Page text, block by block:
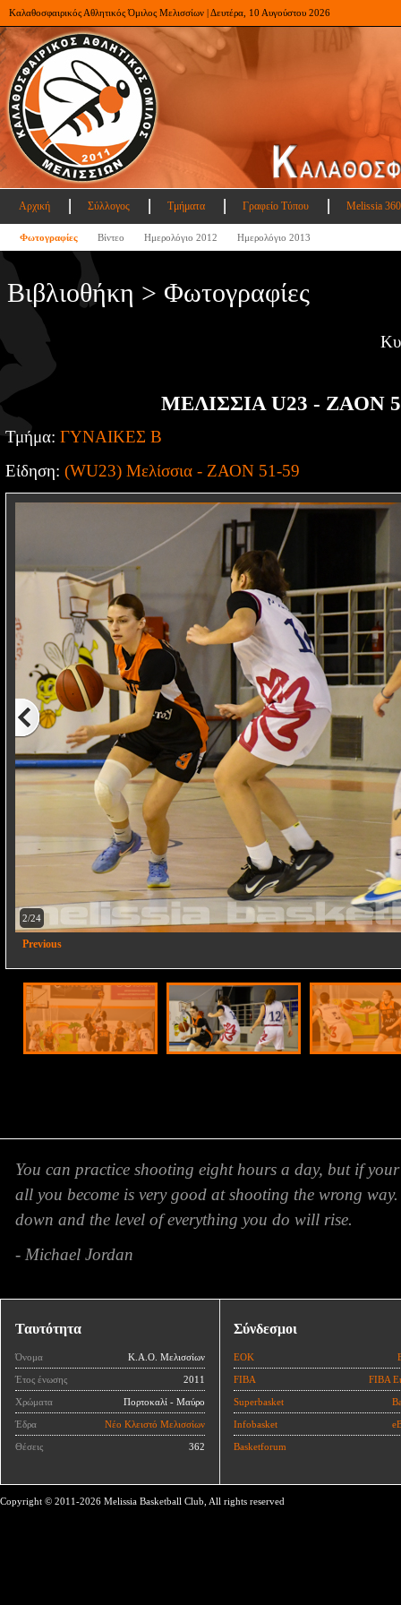
Καλαθοσφαιρικός Αθλητικός Όμιλος Μελισσίων | Δευτέρα, 10 Αυγούστου 2026
Αρχική Σύλλογος Τμήματα Γραφείο Τύπου Melissia
Φωτογραφίες Βίντεο Ημερολόγιο 2012 Ημερολόγιο 2013
Βιβλιοθήκη > Φωτογραφίες
ΜΕΛΙΣΣΙΑ U23 - ΖΑΟΝ
Τμήμα: ΓΥΝΑΙΚΕΣ Β
Είδηση: (WU23) Μελίσσια - ΖΑΟΝ 51-59
2/24
Previous
You can practice shooting eight hours a day, but if
all you become is very good at shooting the wrong
down and the level of everything you do will rise.
- Michael Jordan
Ταυτότητα
Όνομα Κ.Α.Ο. Μελισσίων
Έτος ένωσης 2011
Χρώματα Πορτοκαλί - Μαύρο
Έδρα Νέο Κλειστό Μελισσίων
Θέσεις 362
Σύνδεσμοι
ΕΟΚ
FIBA FIBA
Superbasket
Infobasket
Basketforum
Copyright © 2011-2026 Melissia Basketball Club, All rights reserved